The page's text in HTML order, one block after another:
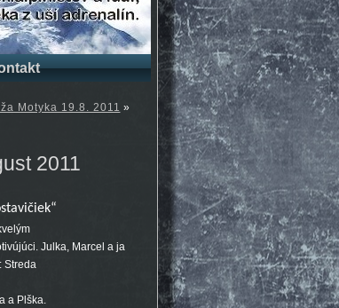
Motyka 19.8. 2011 »
2011
Julka, Marcel a ja
Streda
a Plška.